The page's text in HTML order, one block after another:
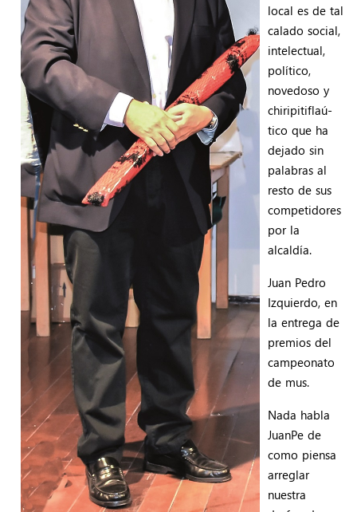
local es de tal
calado social,
intelectual,
político,
novedoso y
chiripitiflaú-
tico que ha
dejado sin
palabras al
resto de sus
competidores
por la
alcaldía.
Juan Pedro
Izquierdo, en
la entrega de
premios del
campeonato
de mus.
Nada habla
JuanPe de
como piensa
arreglar
nuestra